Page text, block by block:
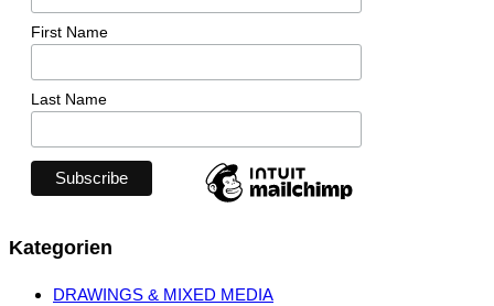
First Name
Last Name
Kategorien
DRAWINGS & MIXED MEDIA